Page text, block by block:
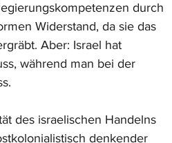
durch
Widerstand, da sie das
Aber: Israel hat
während man bei der
des israelischen Handelns
denkender